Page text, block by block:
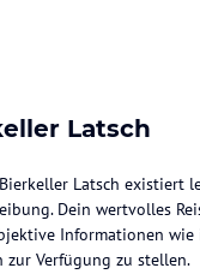
Latsch
Latsch existiert
Dein wertvolles
Informationen wie
zur Verfügung zu stellen.